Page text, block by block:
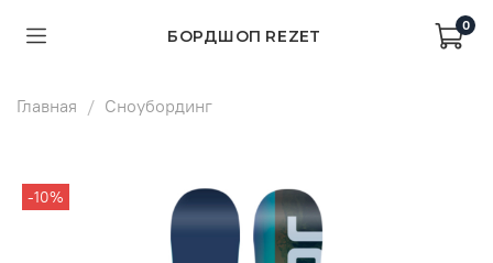
БОРДШОП REZET
0
Главная Сноубординг
-10%